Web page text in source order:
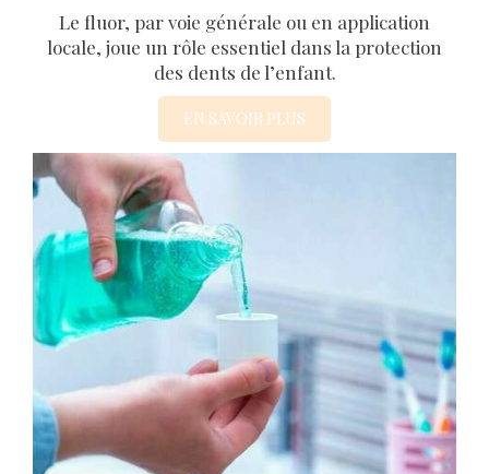
Le fluor, par voie générale ou en application
locale, joue un rôle essentiel dans la protection
des dents de l’enfant.
EN SAVOIR PLUS